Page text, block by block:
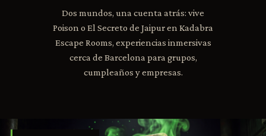
Dos mundos, una cuenta atrás: vive
Poison o El Secreto de Jaipur en Kadabra
Escape Rooms, experiencias inmersivas
cerca de Barcelona para grupos,
cumpleaños y empresas.